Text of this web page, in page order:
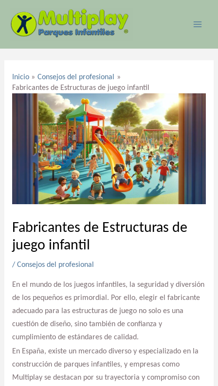
contenido
Inicio
Consejos del profesional
Fabricantes de Estructuras de juego infantil
Fabricantes de Estructuras de
juego infantil
/ Consejos del profesional
En el mundo de los juegos infantiles, la seguridad y diversión
de los pequeños es primordial. Por ello, elegir el fabricante
adecuado para las estructuras de juego no solo es una
cuestión de diseño, sino también de confianza y
cumplimiento de estándares de calidad.
En España, existe un mercado diverso y especializado en la
construcción de parques infantiles, y empresas como
Multiplay se destacan por su trayectoria y compromiso con
entradas